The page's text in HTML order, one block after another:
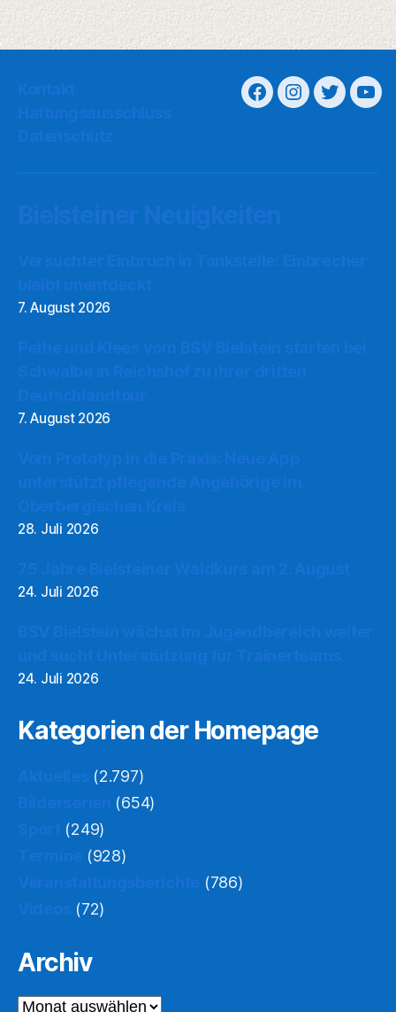
7. August 2026
7. August 2026
28. Juli 2026
24. Juli 2026
24. Juli 2026
Kategorien der Homepage
(2.797)
(654)
(249)
(928)
(786)
(72)
Archiv
Archiv